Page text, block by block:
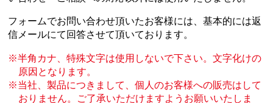
フォームでお問い合わせ頂いたお客様には、基本的には返
信メールにて回答させて頂いております。
半角カナ、特殊文字は使用しないで下さい。文字化けの
原因となります。
当社、製品につきまして、個人のお客様への販売はして
おりません。
ご了承いただけますようお願いいたしま